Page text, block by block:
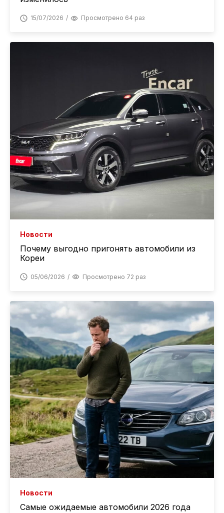
15/07/2026 Просмотрено 64 раз
Новости
Почему выгодно пригонять автомобили из
Кореи
05/06/2026 Просмотрено 72 раз
Новости
Самые ожидаемые автомобили 2026 года